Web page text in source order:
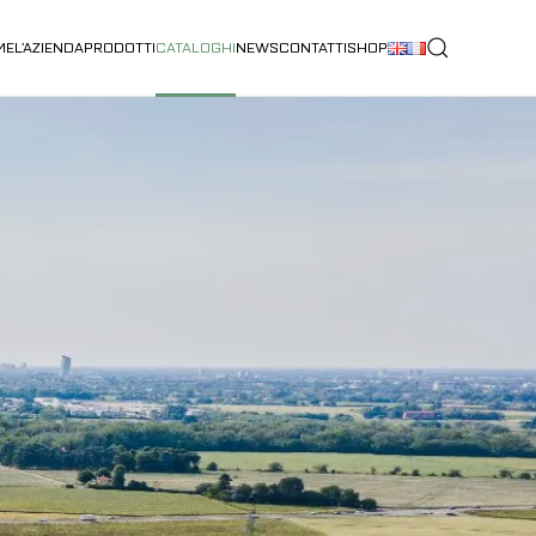
L’AZIENDAPRODOTTICATALOGHINEWSCONTATTISHOP